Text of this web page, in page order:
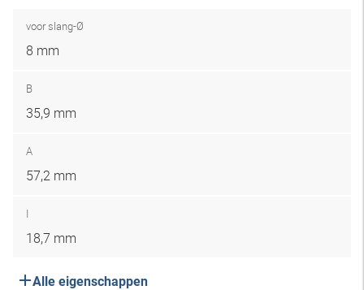
voor slang-Ø
8 mm
B
35,9 mm
A
57,2 mm
I
18,7 mm
Alle eigenschappen